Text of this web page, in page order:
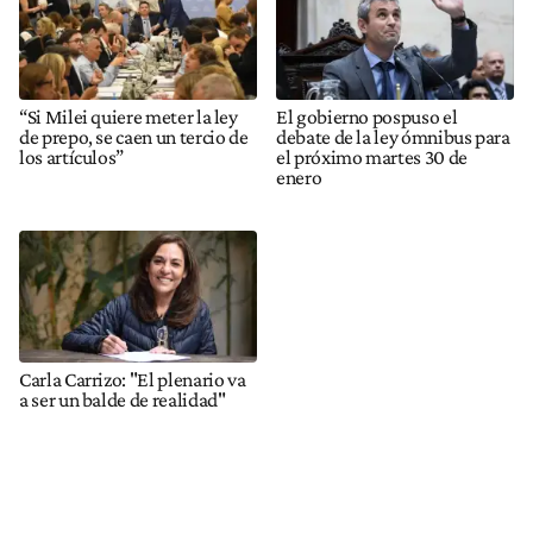
“Si Milei quiere meter la ley
de prepo, se caen un tercio de
los artículos”
El gobierno pospuso el
debate de la ley ómnibus para
el próximo martes 30 de
enero
Carla Carrizo: "El plenario va
a ser un balde de realidad"